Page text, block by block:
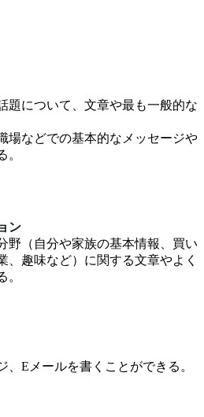
題について、文章や最も一般的な
場などでの基本的なメッセージや
。
ン
野（自分や家族の基本情報、買い
、趣味など）に関する文章やよく
。
Eメールを書くことができる。